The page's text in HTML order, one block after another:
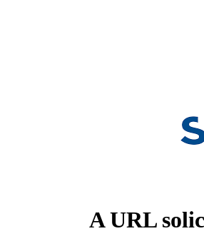
A URL